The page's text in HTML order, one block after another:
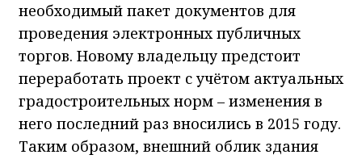
необходимый пакет документов для
проведения электронных публичных
торгов. Новому владельцу предстоит
переработать проект с учётом актуальных
градостроительных норм – изменения в
него последний раз вносились в 2015 году.
Таким образом, внешний облик здания